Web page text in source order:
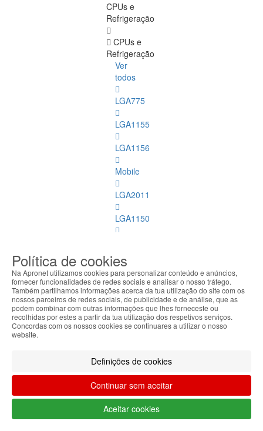
CPUs e
Refrigeração
CPUs e
Refrigeração
Ver
todos
LGA775
LGA1155
LGA1156
Mobile
LGA2011
LGA1150
LGA1151
Refrigeração
Memórias
Dimm
Dimm
todos
DDR
4
Política de cookies
Na Apronet utilizamos cookies para personalizar conteúdo e anúncios,
fornecer funcionalidades de redes sociais e analisar o nosso tráfego.
Também partilhamos informações acerca da tua utilização do site com os
nossos parceiros de redes sociais, de publicidade e de análise, que as
podem combinar com outras informações que lhes forneceste ou
recolhidas por estes a partir da tua utilização dos respetivos serviços.
Concordas com os nossos cookies se continuares a utilizar o nosso
website.
Definições de cookies
Continuar sem aceitar
Aceitar cookies